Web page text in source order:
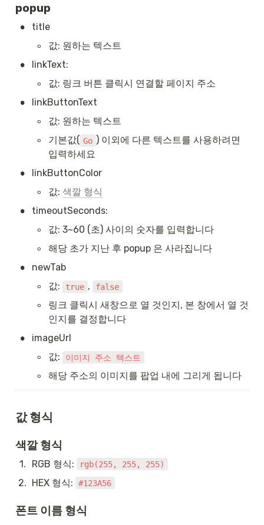
popup
• title
◦ 값: 원하는 텍스트
• linkText:
◦ 값: 링크 버튼 클릭시 연결할 페이지 주소
• linkButtonText
◦ 값: 원하는 텍스트
◦ 기본값( Go ) 이외에 다른 텍스트를 사용하려면
입력하세요
• linkButtonColor
◦ 값: 색깔 형식
• timeoutSeconds:
◦ 값: 3~60 (초) 사이의 숫자를 입력합니다
◦ 해당 초가 지난 후 popup 은 사라집니다
• newTab
◦ 값: true , false
◦
링크 클릭시 새창으로 열 것인지, 본 창에서 열 것
인지를 결정합니다
• imageUrl
◦ 값: 이미지 주소 텍스트
◦ 해당 주소의 이미지를 팝업 내에 그리게 됩니다
값 형식
색깔 형식
1. RGB 형식: rgb(255, 255, 255)
2. HEX 형식: #123A56
폰트 이름 형식